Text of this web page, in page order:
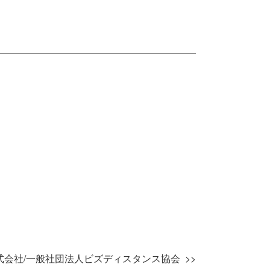
会社/一般社団法人ビズディスタンス協会